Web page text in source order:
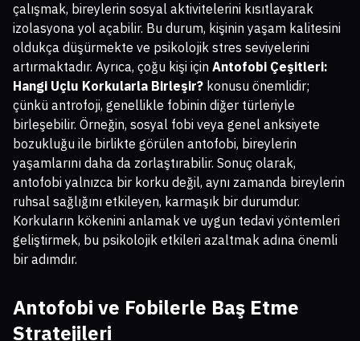
çalışmak, bireylerin sosyal aktivitelerini kısıtlayarak
izolasyona yol açabilir. Bu durum, kişinin yaşam kalitesini
oldukça düşürmekte ve psikolojik stres seviyelerini
artırmaktadır. Ayrıca, çoğu kişi için Antofobi Çeşitleri:
Hangi Uçlu Korkularla Birleşir? konusu önemlidir;
çünkü antrofoji, genellikle fobinin diğer türleriyle
birleşebilir. Örneğin, sosyal fobi veya genel anksiyete
bozukluğu ile birlikte görülen antofobi, bireylerin
yaşamlarını daha da zorlaştırabilir. Sonuç olarak,
antofobi yalnızca bir korku değil, aynı zamanda bireylerin
ruhsal sağlığını etkileyen, karmaşık bir durumdur.
Korkuların kökenini anlamak ve uygun tedavi yöntemleri
geliştirmek, bu psikolojik etkileri azaltmak adına önemli
bir adımdır.
Antofobi ve Fobilerle Baş Etme
Stratejileri